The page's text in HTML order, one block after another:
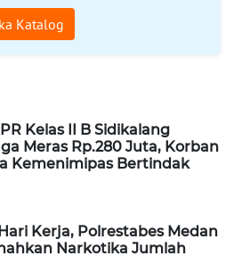
Katalog
Kelas II B Sidikalang
Meras Rp.280 Juta, Korban
Kemenimipas Bertindak
Kerja, Polrestabes Medan
Narkotika Jumlah